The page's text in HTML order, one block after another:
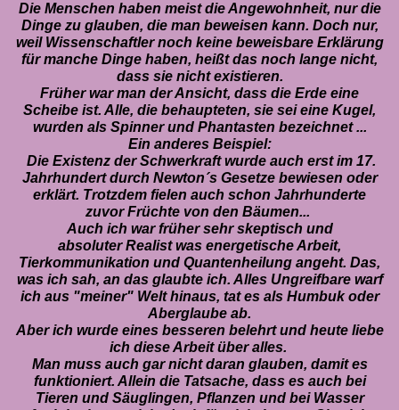
Die Menschen haben meist die Angewohnheit, nur die
Dinge zu glauben, die man beweisen kann. Doch nur,
weil Wissenschaftler noch keine beweisbare Erklärung
für manche Dinge haben, heißt das noch lange nicht,
dass sie nicht existieren.
Früher war man der Ansicht, dass die Erde eine
Scheibe ist. Alle, die behaupteten, sie sei eine Kugel,
wurden als Spinner und Phantasten bezeichnet ...
Ein anderes Beispiel:
Die Existenz der Schwerkraft wurde auch erst im 17.
Jahrhundert durch Newton´s Gesetze bewiesen oder
erklärt. Trotzdem fielen auch schon Jahrhunderte
zuvor Früchte von den Bäumen...
Auch ich war früher sehr skeptisch und
absoluter Realist was energetische Arbeit,
Tierkommunikation und Quantenheilung angeht. Das,
was ich sah, an das glaubte ich. Alles Ungreifbare warf
ich aus "meiner" Welt hinaus, tat es als Humbuk oder
Aberglaube ab.
Aber ich wurde eines besseren belehrt und heute liebe
ich diese Arbeit über alles.
Man muss auch gar nicht daran glauben, damit es
funktioniert. Allein die Tatsache, dass es auch bei
Tieren und Säuglingen, Pflanzen und bei Wasser